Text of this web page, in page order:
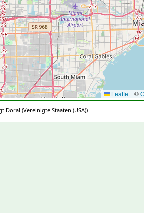
Leaflet | ©
Doral (Vereinigte Staaten (USA))